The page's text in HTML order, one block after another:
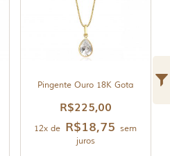
Pingente Ouro 18K Gota
R$225,00
12x de R$18,75 sem
juros